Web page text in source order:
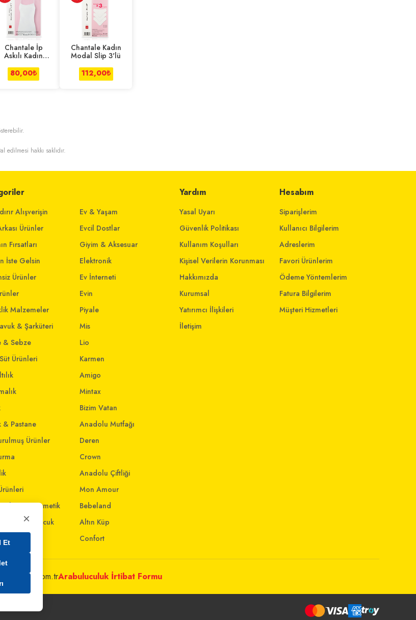
Chantale İp
Askılı Kadın
80,00₺
Chantale Kadın
Modal Slip 3'lü
112,00₺
hakkı saklıdır.
Alışverişin
Ürünler
Fırsatları
İste Gelsin
Ürünler
Malzemeler
& Şarküteri
& Sebze
Ürünleri
& Pastane
Ürünler
& Kozmetik
- Bebek & Çocuk
Ev & Yaşam
Evcil Dostlar
Giyim & Aksesuar
Elektronik
Ev İnterneti
Evin
Piyale
Mis
Lio
Karmen
Amigo
Mintax
Bizim Vatan
Anadolu Mutfağı
Deren
Crown
Anadolu Çiftliği
Mon Amour
Bebeland
Altın Küp
Confort
Yardım
Yasal Uyarı
Güvenlik Politikası
Kullanım Koşulları
Kişisel Verilerin Korunması
Hakkımızda
Kurumsal
Yatırımcı İlişkileri
İletişim
Hesabım
Siparişlerim
Kullanıcı Bilgilerim
Adreslerim
Favori Ürünlerim
Ödeme Yöntemlerim
Fatura Bilgilerim
Müşteri Hizmetleri
Arabuluculuk İrtibat Formu
×
Et